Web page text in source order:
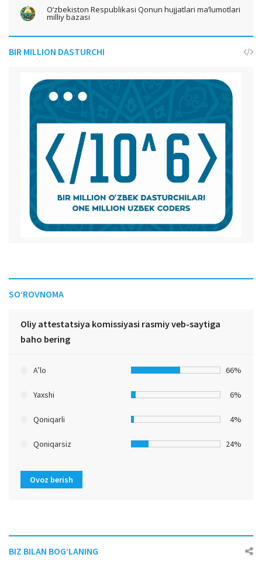
O‘zbekiston Respublikasi Qonun hujjatlari ma’lumotlari
milliy bazasi
BIR MILLION DASTURCHI
SO‘ROVNOMA
Oliy attestatsiya komissiyasi rasmiy veb-saytiga
baho bering
A’lo 66%
Yaxshi 6%
Qoniqarli 4%
Qoniqarsiz 24%
Ovoz berish
BIZ BILAN BOG‘LANING